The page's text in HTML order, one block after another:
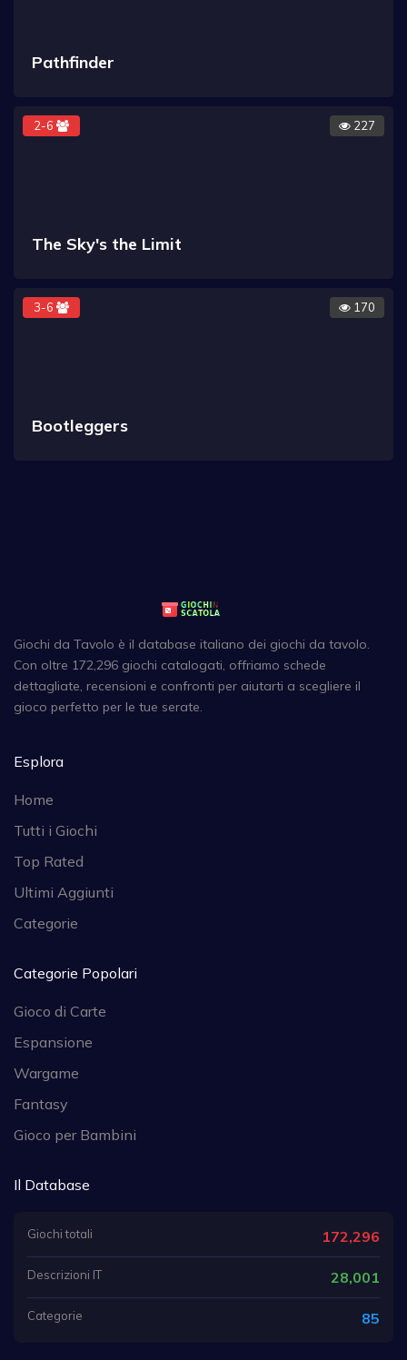
Pathfinder
2-6 227
The Sky's the Limit
3-6 170
Bootleggers
Giochi da Tavolo è il database italiano dei giochi da tavolo.
Con oltre 172,296 giochi catalogati, offriamo schede
dettagliate, recensioni e confronti per aiutarti a scegliere il
gioco perfetto per le tue serate.
Esplora
Home
Tutti i Giochi
Top Rated
Ultimi Aggiunti
Categorie
Categorie Popolari
Gioco di Carte
Espansione
Wargame
Fantasy
Gioco per Bambini
Il Database
Giochi totali 172,296
Descrizioni IT 28,001
Categorie 85